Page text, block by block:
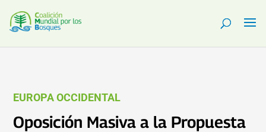
EUROPA OCCIDENTAL
Oposición Masiva a la Propuesta